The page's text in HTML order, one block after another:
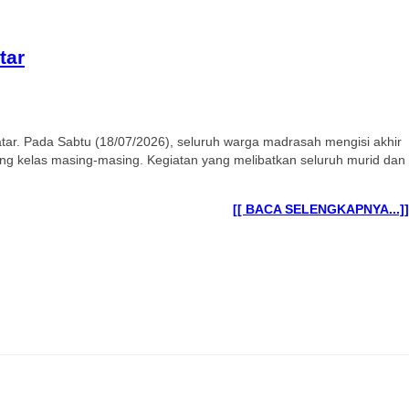
Pada Sabtu (18/07/2026), seluruh warga madrasah mengisi akhir
kelas masing-masing. Kegiatan yang melibatkan seluruh murid dan
[[ BACA SELENGKAPNYA...]]